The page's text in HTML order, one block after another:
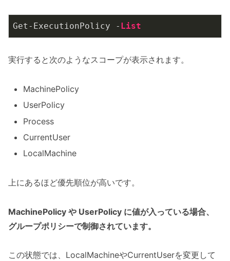
Get-ExecutionPolicy - List
実行すると次のようなスコープが表示されます。
MachinePolicy
UserPolicy
Process
CurrentUser
LocalMachine
上にあるほど優先順位が高いです。
MachinePolicy や UserPolicy に値が入っている場合、
グループポリシーで制御されています。
この状態では、LocalMachineやCurrentUserを変更して